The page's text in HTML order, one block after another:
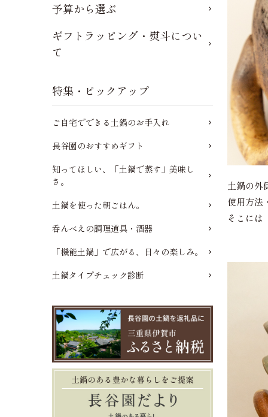
土鍋の外
使用方法
そこには
予算から選ぶ
ギフトラッピング・熨斗につい
て
特集・ピックアップ
ご自宅でできる土鍋のお手入れ
長谷園のおすすめギフト
知ってほしい、「土鍋で蒸す」美味し
さ。
土鍋を使った朝ごはん。
呑んべえの調理道具・酒器
「機能土鍋」で広がる、日々の楽しみ。
土鍋タイプチェック診断